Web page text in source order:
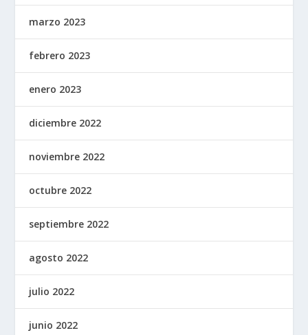
marzo 2023
febrero 2023
enero 2023
diciembre 2022
noviembre 2022
octubre 2022
septiembre 2022
agosto 2022
julio 2022
junio 2022